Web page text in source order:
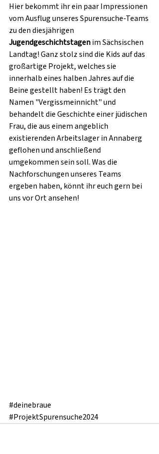
Hier bekommt ihr ein paar Impressionen
vom Ausflug unseres Spurensuche-Teams
zu den diesjährigen
Jugendgeschichtstagen im Sächsischen
Landtag! Ganz stolz sind die Kids auf das
großartige Projekt, welches sie
innerhalb eines halben Jahres auf die
Beine gestellt haben! Es trägt den
Namen "Vergissmeinnicht" und
behandelt die Geschichte einer jüdischen
Frau, die aus einem angeblich
existierenden Arbeitslager in Annaberg
geflohen und anschließend
umgekommen sein soll. Was die
Nachforschungen unseres Teams
ergeben haben, könnt ihr euch gern bei
uns vor Ort ansehen!
#deinebraue
#ProjektSpurensuche2024